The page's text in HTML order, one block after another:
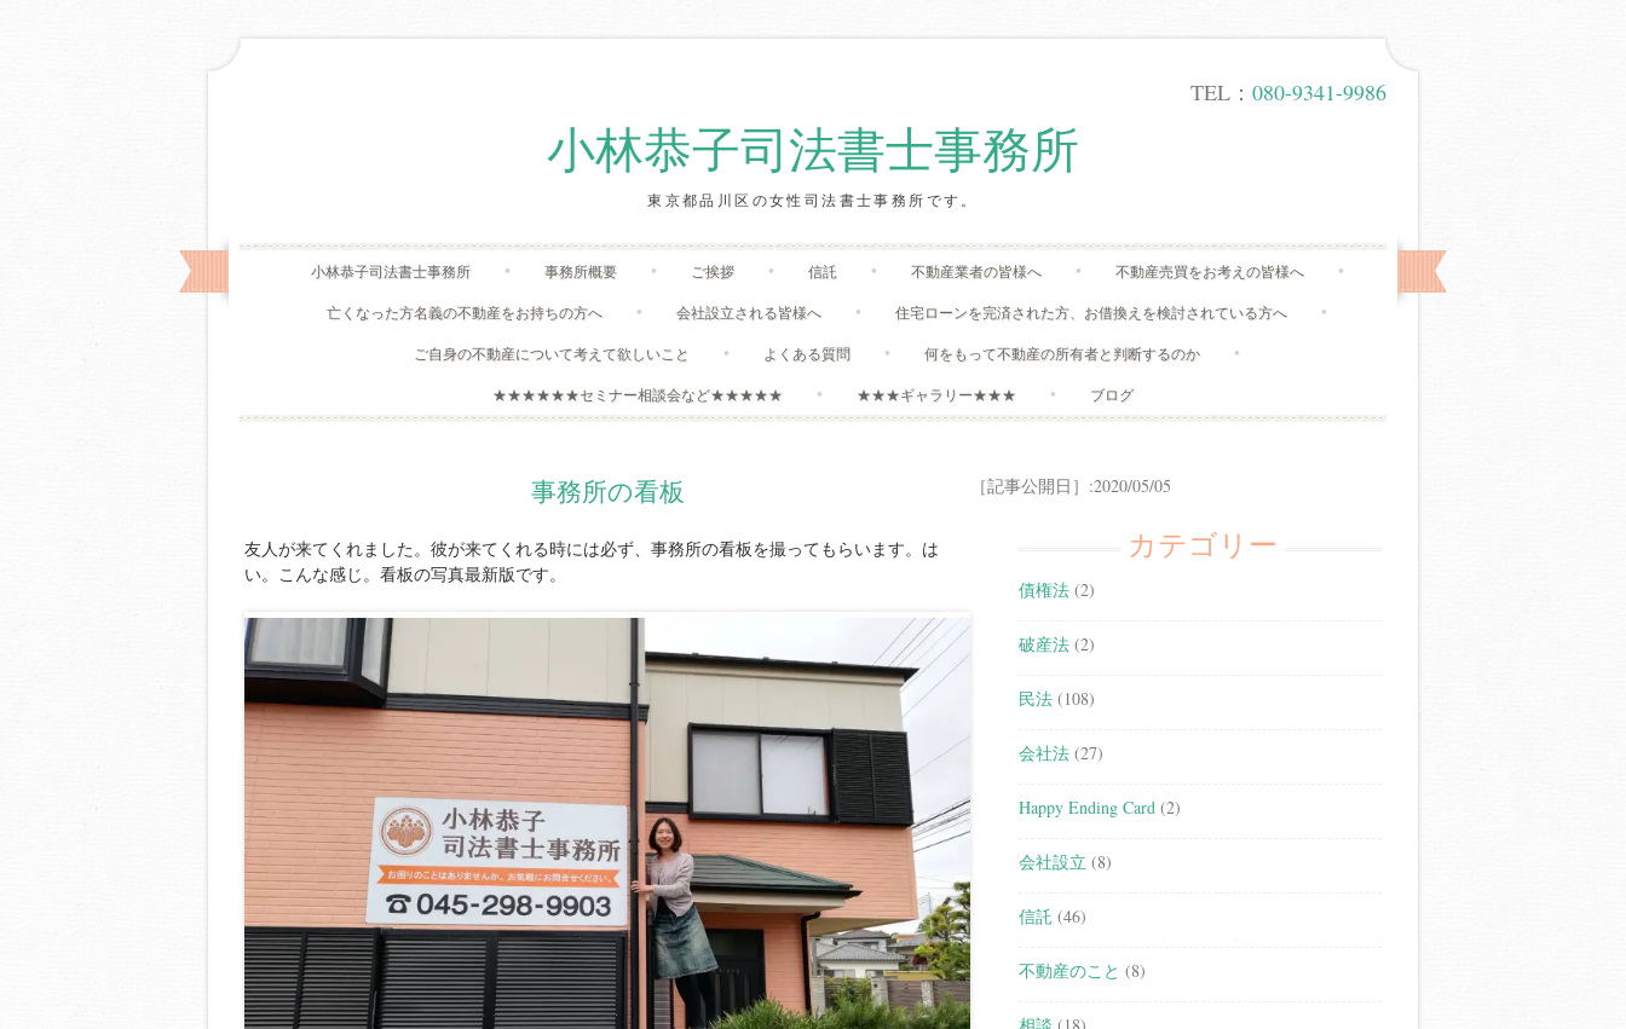
TEL： 080-9341-9986
小林恭子司法書士事務所
東京都品川区の女性司法書士事務所です。
Skip
to
content
小林恭子司法書士事務所 事務所概要 ご挨拶 信託 不動産業者の皆様へ 不動産売買をお考えの皆様へ
亡くなった方名義の不動産をお持ちの方へ 会社設立される皆様へ 住宅ローンを完済された方、お借換えを検討されている方へ
ご自身の不動産について考えて欲しいこと よくある質問 何をもって不動産の所有者と判断するのか
★★★★★★セミナー相談会など★★★★★ ★★★ギャラリー★★★ ブログ
［記事公開日］:2020/05/05
事務所の看板
友人が来てくれました。彼が来てくれる時には必ず、事務所の看板を撮ってもらいます。は
い。こんな感じ。看板の写真最新版です。
カテゴリー
債権法 (2)
破産法 (2)
民法 (108)
会社法 (27)
Happy Ending Card (2)
会社設立 (8)
信託 (46)
不動産のこと (8)